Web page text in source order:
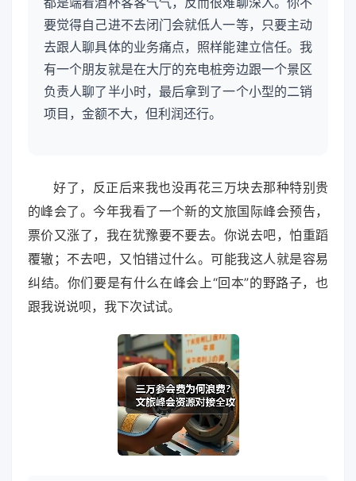
要觉得自己进不去闭门会就低人一等，只要主动
去跟人聊具体的业务痛点，照样能建立信任。我
有一个朋友就是在大厅的充电桩旁边跟一个景区
负责人聊了半小时，最后拿到了一个小型的二销
项目，金额不大，但利润还行。
好了，反正后来我也没再花三万块去那种特别贵
的峰会了。今年我看了一个新的文旅国际峰会预告，
票价又涨了，我在犹豫要不要去。你说去吧，怕重蹈
覆辙；不去吧，又怕错过什么。可能我这人就是容易
纠结。你们要是有什么在峰会上“回本”的野路子，也
跟我说说呗，我下次试试。